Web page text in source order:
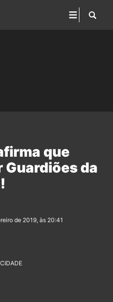
que
Guardiões da
de 2019, às 20:41